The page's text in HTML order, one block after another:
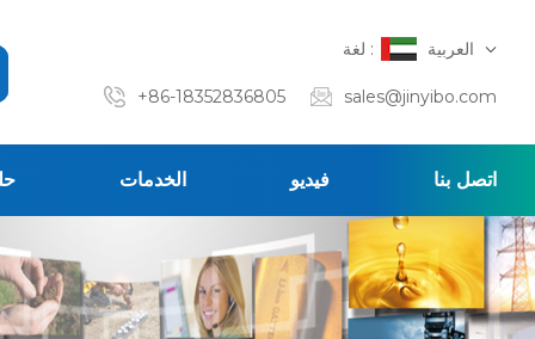
لغة : العربية
+86-18352836805 sales@jinyibo.com
الخدمات فيديو اتصل بنا